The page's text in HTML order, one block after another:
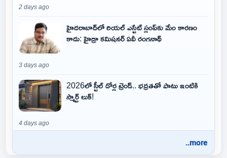
2 days ago
హైదరాబాద్‌లో రియల్ ఎస్టేట్ స్లంప్‌కు మేం కారణం
కాదు: హైడ్రా కమిషనర్ ఏవీ రంగనాథ్
3 days ago
2026లో స్టీల్ డోర్ల ట్రెండ్.. భద్రతతో పాటు ఇంటికి
స్మార్ట్ లుక్!
4 days ago
..more